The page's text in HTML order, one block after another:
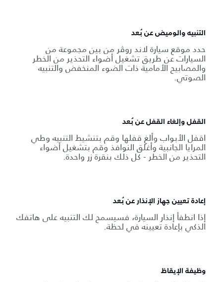
التنبيه والوميض عن بُعد
حدد موقع سيارة لاند روڤر من بين مجموعة من
السيارات عن طريق تشغيل أضواء التحذير من الخطر
والمصابيح الأمامية ذات الضوء المنخفض والتنبيه
الصوتي.
القفل وإلغاء القفل عن بُعد
اقفل الأبواب وألغِ قفلها وقم بتنشيط التنبيه وطي
المرايا الجانبية وأغلق النوافذ وقم بتشغيل أضواء
التحذير من الخطر - كل ذلك بنقرة زر واحدة.
إعادة تعيين جهاز الإنذار عن بُعد
إذا انطفأ إنذار السيارة، فسيسمح لك التنبيه على هاتفك
الذكي بإعادة تعيينه في لحظة.
وظيفة الإيقاظ